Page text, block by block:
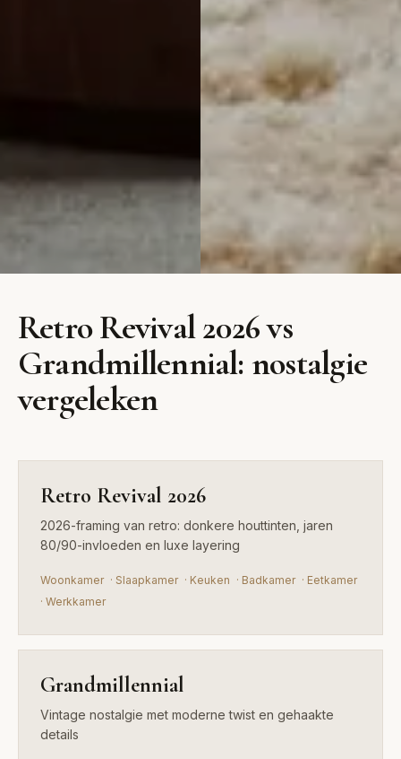
Retro
Revival
2026
2026-framing van retro:
Vintage nostalgie met
en gehaakte details
Retro Revival 2026 vs
Grandmillennial: nostalgie
vergeleken
Retro Revival 2026
2026-framing van retro: donkere houttinten, jaren
80/90-invloeden en luxe layering
Woonkamer · Slaapkamer · Keuken · Badkamer · Eetkamer
· Werkkamer
Grandmillennial
Vintage nostalgie met moderne twist en gehaakte
details